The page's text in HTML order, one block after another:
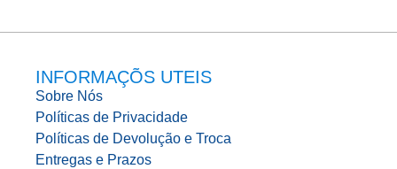
INFORMAÇÕS UTEIS
Sobre Nós
Políticas de Privacidade
Políticas de Devolução e Troca
Entregas e Prazos